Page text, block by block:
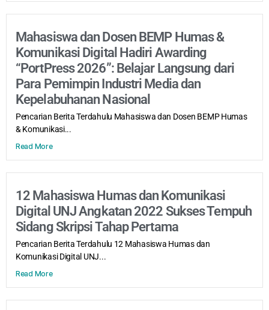
Mahasiswa dan Dosen BEMP Humas &
Komunikasi Digital Hadiri Awarding
“PortPress 2026”: Belajar Langsung dari
Para Pemimpin Industri Media dan
Kepelabuhanan Nasional
Pencarian Berita Terdahulu Mahasiswa dan Dosen BEMP Humas
& Komunikasi...
Read More
12 Mahasiswa Humas dan Komunikasi
Digital UNJ Angkatan 2022 Sukses Tempuh
Sidang Skripsi Tahap Pertama
Pencarian Berita Terdahulu 12 Mahasiswa Humas dan
Komunikasi Digital UNJ...
Read More